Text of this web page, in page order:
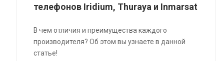
телефонов Iridium, Thuraya и Inmarsat
В чем отличия и преимущества каждого
производителя? Об этом вы узнаете в данной
статье!